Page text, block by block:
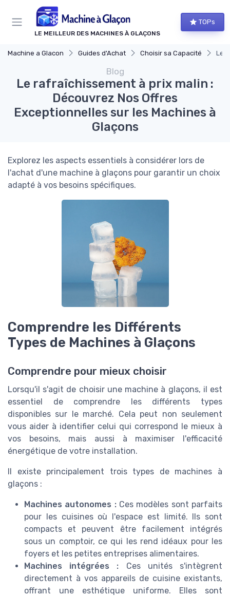
LE MEILLEUR DES MACHINES À GLAÇONS
TOPs
Machine a Glacon Guides d'Achat Choisir sa Capacité Le
Blog
Le rafraîchissement à prix malin :
Découvrez Nos Offres
Exceptionnelles sur les Machines à
Glaçons
Explorez les aspects essentiels à considérer lors de
l'achat d'une machine à glaçons pour garantir un choix
adapté à vos besoins spécifiques.
Comprendre les Différents
Types de Machines à Glaçons
Comprendre pour mieux choisir
Lorsqu'il s'agit de choisir une machine à glaçons, il est
essentiel de comprendre les différents types
disponibles sur le marché. Cela peut non seulement
vous aider à identifier celui qui correspond le mieux à
vos besoins, mais aussi à maximiser l'efficacité
énergétique de votre installation.
Il existe principalement trois types de machines à
glaçons :
Machines autonomes :Ces modèles sont parfaits
pour les cuisines où l'espace est limité. Ils sont
compacts et peuvent être facilement intégrés
sous un comptoir, ce qui les rend idéaux pour les
foyers et les petites entreprises alimentaires.
Machines intégrées : Ces unités s'intègrent
directement à vos appareils de cuisine existants,
offrant une esthétique uniforme. Elles sont
Panneau de gestion des cookies